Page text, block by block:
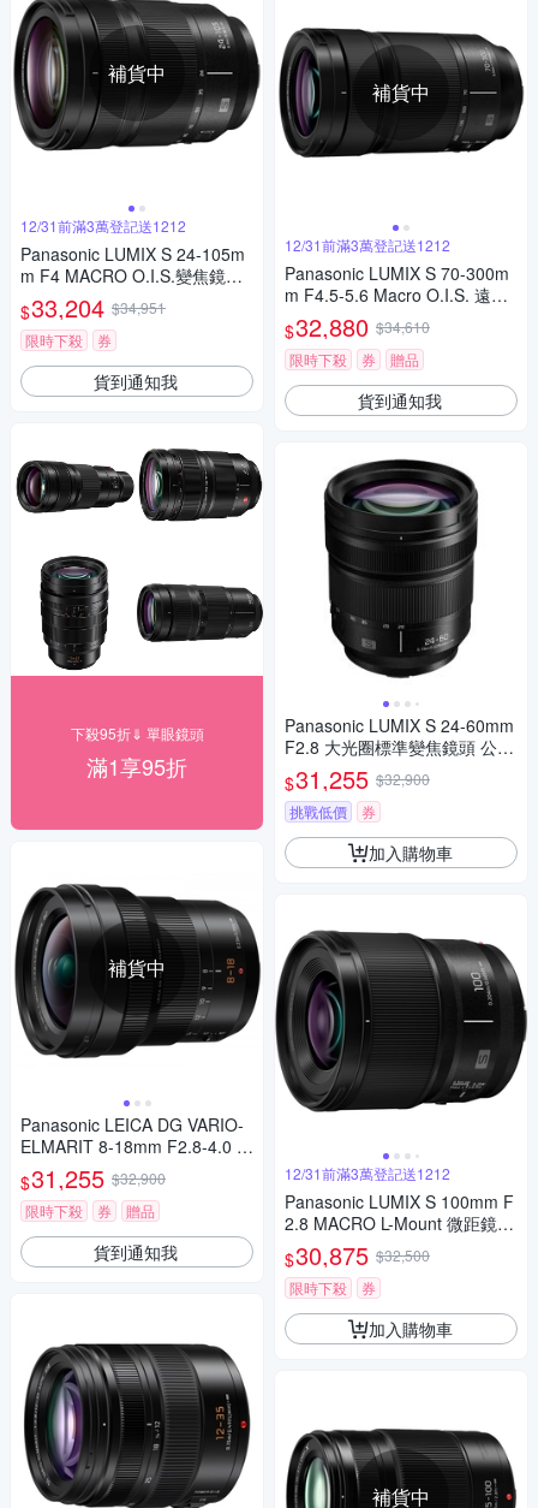
補貨中
12/31前滿3萬登記送1212
Panasonic LUMIX S 24-105m
m F4 MACRO O.I.S.變焦鏡頭
公司貨 S-R24105
$33,204 $34,951
限時下殺
券
貨到通知我
下殺95折⇓ 單眼鏡頭
滿1享95折
補貨中
Panasonic LEICA DG VARIO-
ELMARIT 8-18mm F2.8-4.0 A
SPH. 廣角變焦鏡頭 公司貨
$31,255 $32,900
限時下殺
券 贈品
貨到通知我
補貨中
12/31前滿3萬登記送1212
Panasonic LUMIX S 70-300m
m F4.5-5.6 Macro O.I.S. 遠距
變焦鏡頭 公司貨
$32,880 $34,610
限時下殺
券 贈品
貨到通知我
Panasonic LUMIX S 24-60mm
F2.8 大光圈標準變焦鏡頭 公司
貨 S-E2460GC
$31,255 $32,900
挑戰低價
券
加入購物車
12/31前滿3萬登記送1212
Panasonic LUMIX S 100mm F
2.8 MACRO L-Mount 微距鏡頭
公司貨 S-E100
$30,875 $32,500
限時下殺
券
加入購物車
補貨中